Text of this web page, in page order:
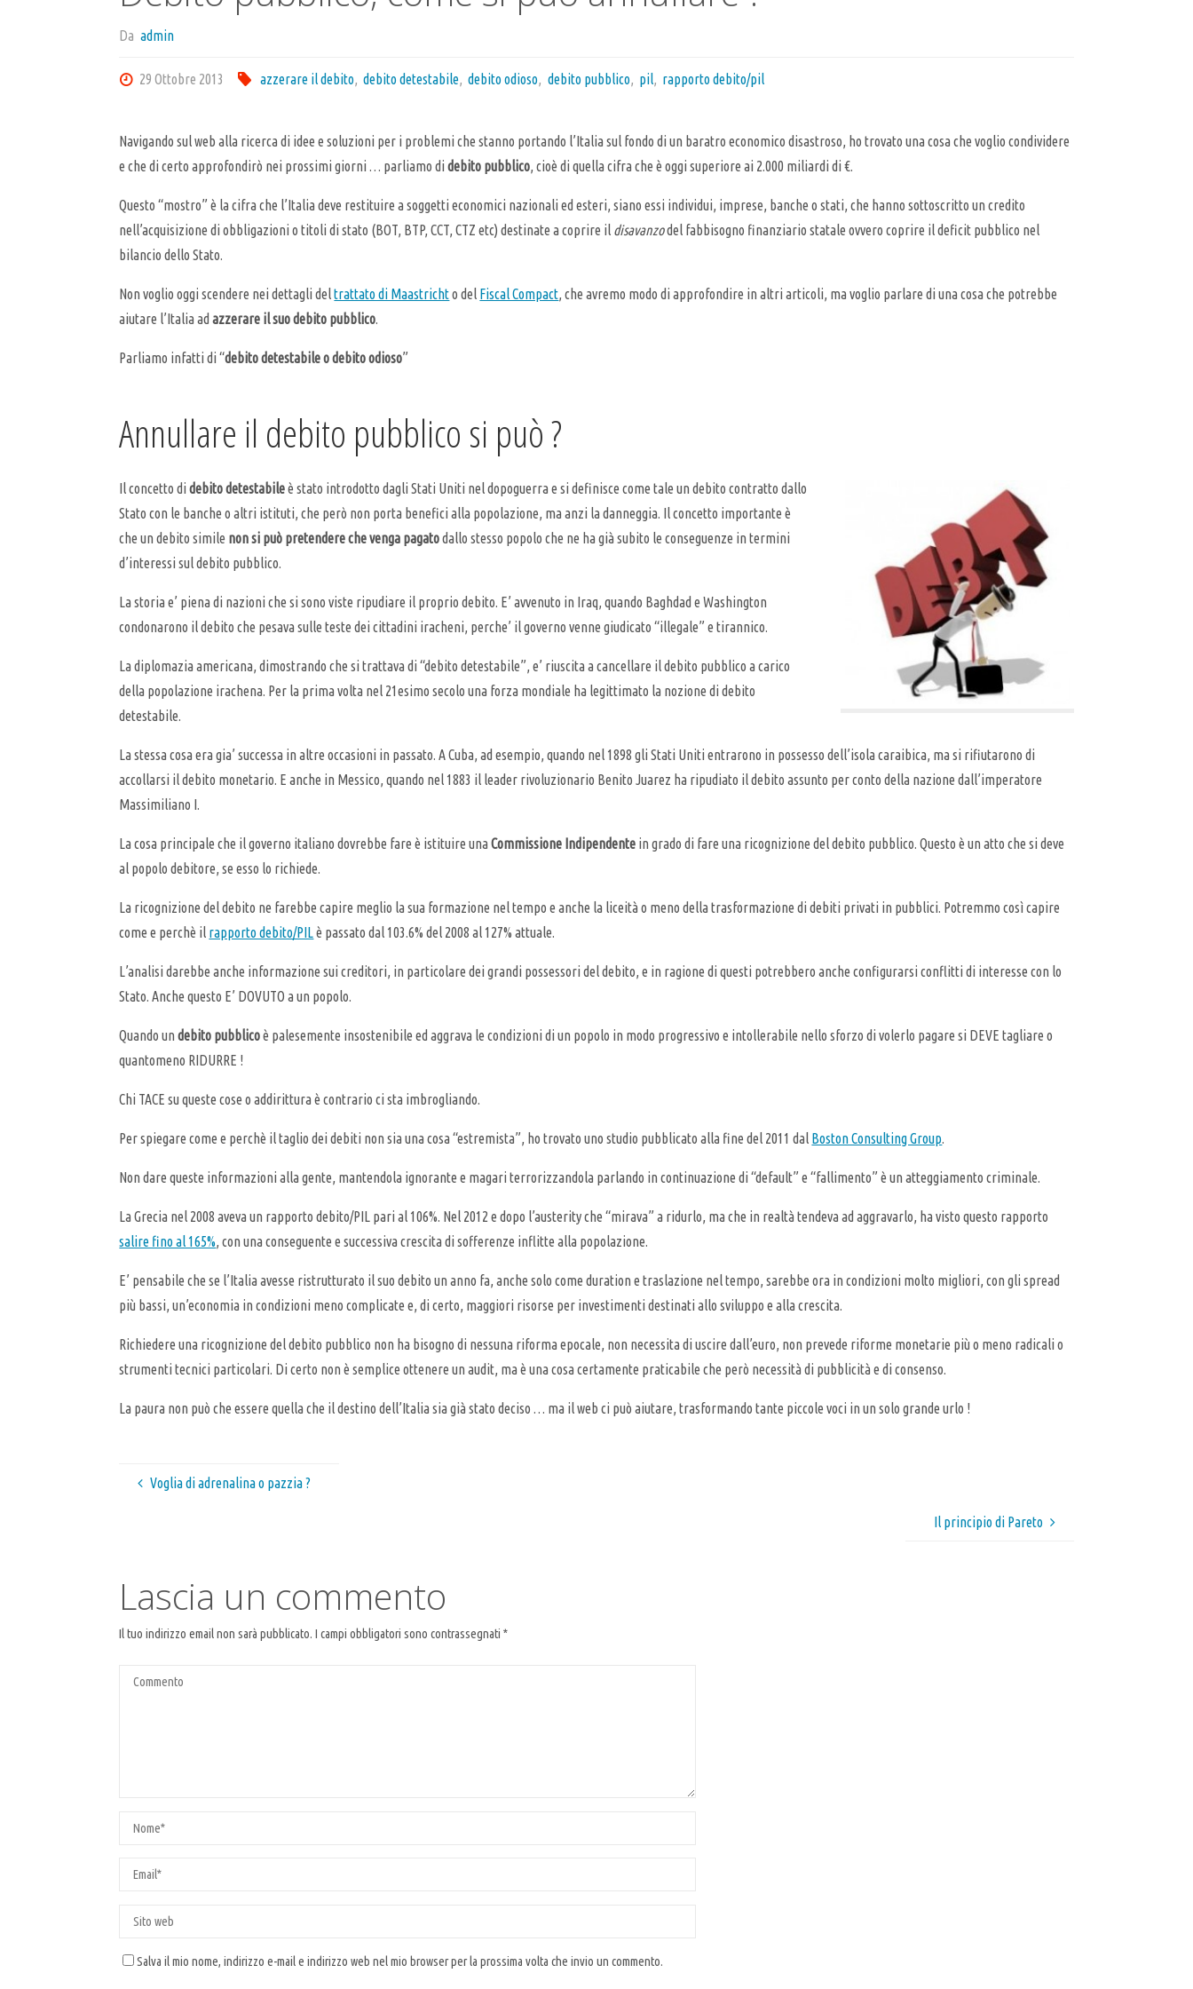
Da admin
29 Ottobre 2013 azzerare il debito, debito detestabile, debito odioso, debito pubblico, pil, rapporto debito/pil
Navigando sul web alla ricerca di idee e soluzioni per i problemi che stanno portando l’Italia sul fondo di un baratro economico disastroso, ho trovato una cosa che voglio condividere
e che di certo approfondirò nei prossimi giorni … parliamo didebito pubblico, cioè di quella cifra che è oggi superiore ai 2.000 miliardi di €.
Questo “mostro” è la cifra che l’Italia deve restituire a soggetti economici nazionali ed esteri, siano essi individui, imprese, banche o stati, che hanno sottoscritto un credito
nell’acquisizione di obbligazioni o titoli di stato (BOT, BTP, CCT, CTZ etc) destinate a coprire il disavanzodel fabbisogno finanziario statale ovvero coprire il deficit pubblico nel
bilancio dello Stato.
Non voglio oggi scendere nei dettagli deltrattato di Maastrichto del Fiscal Compact, che avremo modo di approfondire in altri articoli, ma voglio parlare di una cosa che potrebbe
aiutare l’Italia adazzerare il suo debito pubblico.
Parliamo infatti di “debito detestabile o debito odioso”
Annullare il debito pubblico si può ?
Il concetto didebito detestabileè stato introdotto dagli Stati Uniti nel dopoguerra e si definisce come tale un debito contratto dallo
Stato con le banche o altri istituti, che però non porta benefici alla popolazione, ma anzi la danneggia. Il concetto importante è
che un debito simile non si può pretendere che venga pagatodallo stesso popolo che ne ha già subito le conseguenze in termini
d’interessi sul debito pubblico.
La storia e’ piena di nazioni che si sono viste ripudiare il proprio debito. E’ avvenuto in Iraq, quando Baghdad e Washington
condonarono il debito che pesava sulle teste dei cittadini iracheni, perche’ il governo venne giudicato “illegale” e tirannico.
La diplomazia americana, dimostrando che si trattava di “debito detestabile”, e’ riuscita a cancellare il debito pubblico a carico
della popolazione irachena. Per la prima volta nel 21esimo secolo una forza mondiale ha legittimato la nozione di debito
detestabile.
La stessa cosa era gia’ successa in altre occasioni in passato. A Cuba, ad esempio, quando nel 1898 gli Stati Uniti entrarono in possesso dell’isola caraibica, ma si rifiutarono di
accollarsi il debito monetario. E anche in Messico, quando nel 1883 il leader rivoluzionario Benito Juarez ha ripudiato il debito assunto per conto della nazione dall’imperatore
Massimiliano I.
La cosa principale che il governo italiano dovrebbe fare è istituire unaCommissione Indipendente in grado di fare una ricognizione del debito pubblico. Questo è un atto che si deve
al popolo debitore, se esso lo richiede.
La ricognizione del debito ne farebbe capire meglio la sua formazione nel tempo e anche la liceità o meno della trasformazione di debiti privati in pubblici. Potremmo così capire
come e perchè il rapporto debito/PILè passato dal 103.6% del 2008 al 127% attuale.
L’analisi darebbe anche informazione sui creditori, in particolare dei grandi possessori del debito, e in ragione di questi potrebbero anche configurarsi conflitti di interesse con lo
Stato. Anche questo E’ DOVUTO a un popolo.
Quando undebito pubblicoè palesemente insostenibile ed aggrava le condizioni di un popolo in modo progressivo e intollerabile nello sforzo di volerlo pagare si DEVE tagliare o
quantomeno RIDURRE !
Chi TACE su queste cose o addirittura è contrario ci sta imbrogliando.
Per spiegare come e perchè il taglio dei debiti non sia una cosa “estremista”, ho trovato uno studio pubblicato alla fine del 2011 dal Boston Consulting Group.
Non dare queste informazioni alla gente, mantendola ignorante e magari terrorizzandola parlando in continuazione di “default” e “fallimento” è un atteggiamento criminale.
La Grecia nel 2008 aveva un rapporto debito/PIL pari al 106%. Nel 2012 e dopo l’austerity che “mirava” a ridurlo, ma che in realtà tendeva ad aggravarlo, ha visto questo rapporto
salire fino al 165%, con una conseguente e successiva crescita di sofferenze inflitte alla popolazione.
E’ pensabile che se l’Italia avesse ristrutturato il suo debito un anno fa, anche solo come duration e traslazione nel tempo, sarebbe ora in condizioni molto migliori, con gli spread
più bassi, un’economia in condizioni meno complicate e, di certo, maggiori risorse per investimenti destinati allo sviluppo e alla crescita.
Richiedere una ricognizione del debito pubblico non ha bisogno di nessuna riforma epocale, non necessita di uscire dall’euro, non prevede riforme monetarie più o meno radicali o
strumenti tecnici particolari. Di certo non è semplice ottenere un audit, ma è una cosa certamente praticabile che però necessità di pubblicità e di consenso.
La paura non può che essere quella che il destino dell’Italia sia già stato deciso … ma il web ci può aiutare, trasformando tante piccole voci in un solo grande urlo !
Voglia di adrenalina o pazzia ?
Il principio di Pareto
Lascia un commento
Il tuo indirizzo email non sarà pubblicato. I campi obbligatori sono contrassegnati*
Salva il mio nome, indirizzo e-mail e indirizzo web nel mio browser per la prossima volta che invio un commento.